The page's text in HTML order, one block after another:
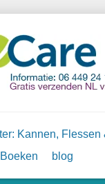
Kannen, Flessen
Boeken blog